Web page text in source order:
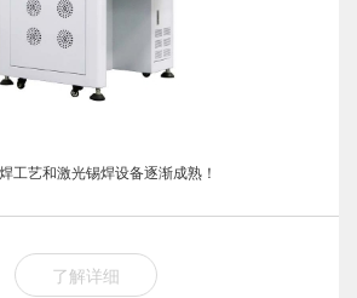
工艺和激光锡焊设备逐渐成熟！
了解详细